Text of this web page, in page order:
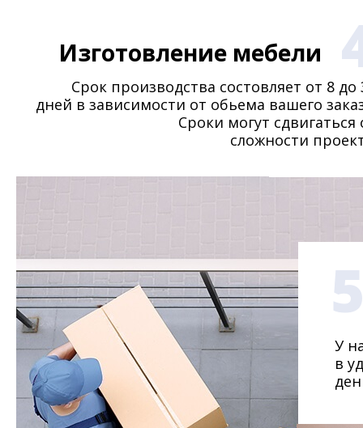
Срок производства состовляет от 8 до
дней в зависимости от обьема вашего
Сроки могут сдвигаться
сложности
У
в
Изготовление мебели